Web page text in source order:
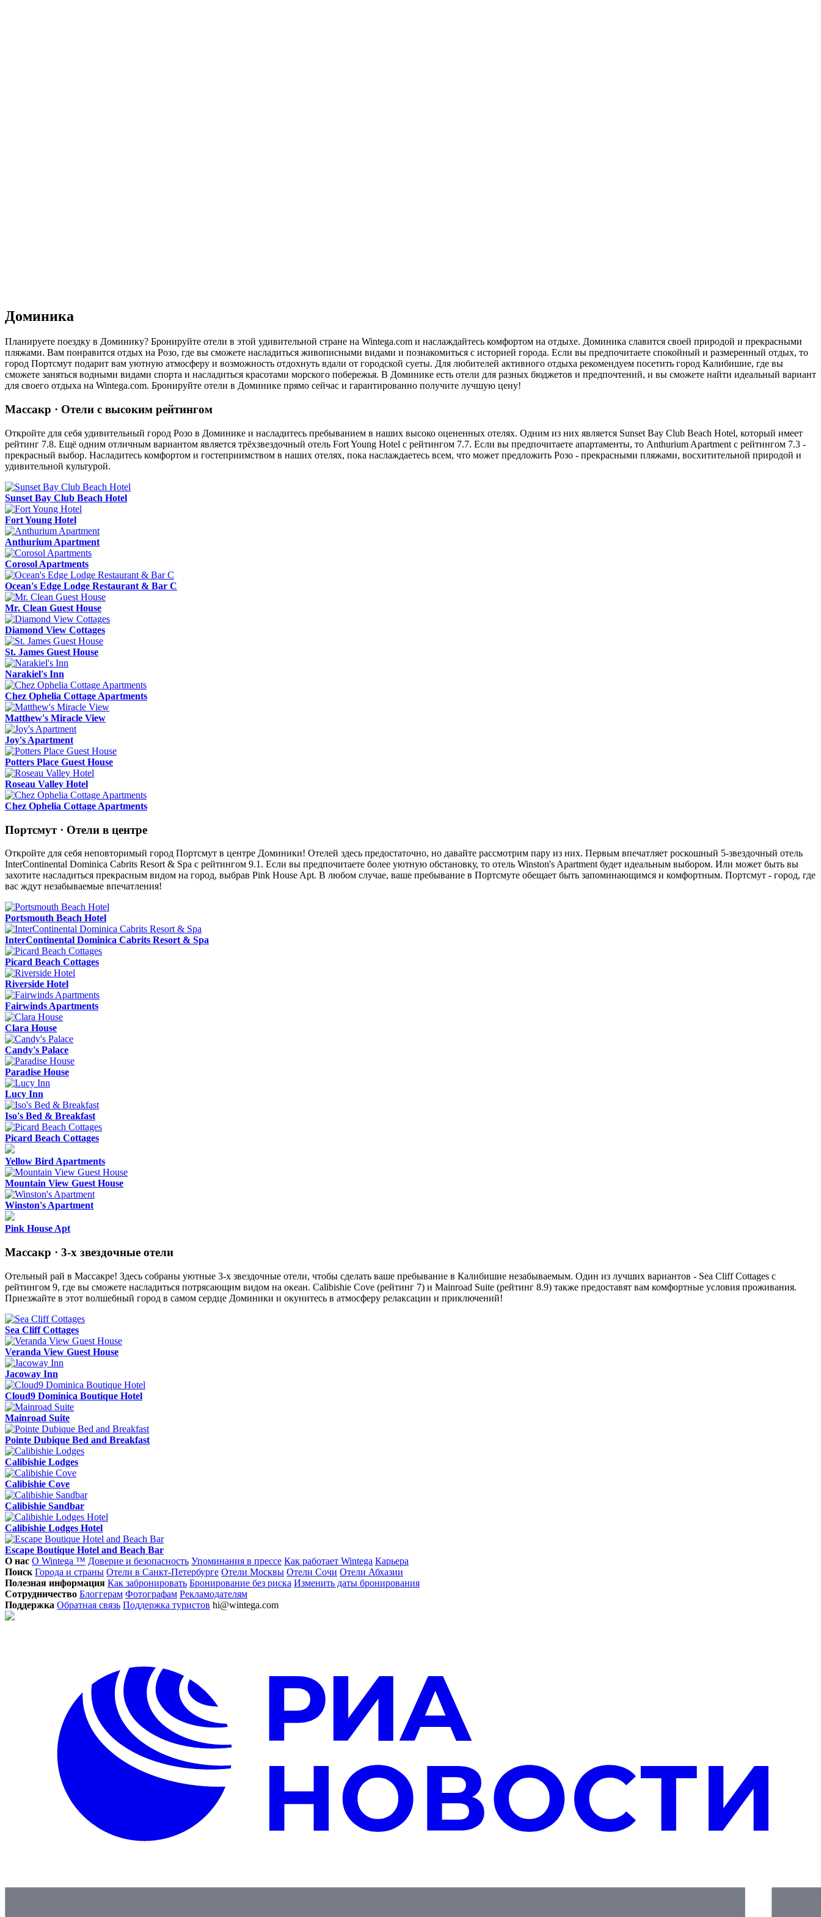
Доминика
Планируете поездку в Доминику? Бронируйте отели в этой удивительной стране на Wintega.com и наслаждайтесь комфортом на отдыхе. Доминика славится своей природой и прекрасными
пляжами. Вам понравится отдых на Розо, где вы сможете насладиться живописными видами и познакомиться с историей города. Если вы предпочитаете спокойный и размеренный отдых, то
город Портсмут подарит вам уютную атмосферу и возможность отдохнуть вдали от городской суеты. Для любителей активного отдыха рекомендуем посетить город Калибишие, где вы
сможете заняться водными видами спорта и насладиться красотами морского побережья. В Доминике есть отели для разных бюджетов и предпочтений, и вы сможете найти идеальный вариант
для своего отдыха на Wintega.com. Бронируйте отели в Доминике прямо сейчас и гарантированно получите лучшую цену!
Массакр · Отели с высоким рейтингом
Откройте для себя удивительный город Розо в Доминике и насладитесь пребыванием в наших высоко оцененных отелях. Одним из них является Sunset Bay Club Beach Hotel, который имеет
рейтинг 7.8. Ещё одним отличным вариантом является трёхзвездочный отель Fort Young Hotel с рейтингом 7.7. Если вы предпочитаете апартаменты, то Anthurium Apartment с рейтингом 7.3 -
прекрасный выбор. Насладитесь комфортом и гостеприимством в наших отелях, пока наслаждаетесь всем, что может предложить Розо - прекрасными пляжами, восхитительной природой и
удивительной культурой.
Sunset Bay Club Beach Hotel
Fort Young Hotel
Anthurium Apartment
Corosol Apartments
Ocean's Edge Lodge Restaurant & Bar C
Mr. Clean Guest House
Diamond View Cottages
St. James Guest House
Narakiel's Inn
Chez Ophelia Cottage Apartments
Matthew's Miracle View
Joy's Apartment
Potters Place Guest House
Roseau Valley Hotel
Chez Ophelia Cottage Apartments
Портсмут · Отели в центре
Откройте для себя неповторимый город Портсмут в центре Доминики! Отелей здесь предостаточно, но давайте рассмотрим пару из них. Первым впечатляет роскошный 5-звездочный отель
InterContinental Dominica Cabrits Resort & Spa с рейтингом 9.1. Если вы предпочитаете более уютную обстановку, то отель Winston's Apartment будет идеальным выбором. Или может быть вы
захотите насладиться прекрасным видом на город, выбрав Pink House Apt. В любом случае, ваше пребывание в Портсмуте обещает быть запоминающимся и комфортным. Портсмут - город, где
вас ждут незабываемые впечатления!
Portsmouth Beach Hotel
InterContinental Dominica Cabrits Resort & Spa
Picard Beach Cottages
Riverside Hotel
Fairwinds Apartments
Clara House
Candy's Palace
Paradise House
Lucy Inn
Iso's Bed & Breakfast
Picard Beach Cottages
Yellow Bird Apartments
Mountain View Guest House
Winston's Apartment
Pink House Apt
Массакр · 3-х звездочные отели
Отельный рай в Массакре! Здесь собраны уютные 3-х звездочные отели, чтобы сделать ваше пребывание в Калибишие незабываемым. Один из лучших вариантов - Sea Cliff Cottages с
рейтингом 9, где вы сможете насладиться потрясающим видом на океан. Calibishie Cove (рейтинг 7) и Mainroad Suite (рейтинг 8.9) также предоставят вам комфортные условия проживания.
Приезжайте в этот волшебный город в самом сердце Доминики и окунитесь в атмосферу релаксации и приключений!
Sea Cliff Cottages
Veranda View Guest House
Jacoway Inn
Cloud9 Dominica Boutique Hotel
Mainroad Suite
Pointe Dubique Bed and Breakfast
Calibishie Lodges
Calibishie Cove
Calibishie Sandbar
Calibishie Lodges Hotel
Escape Boutique Hotel and Beach Bar
О нас О Wintega ™ Доверие и безопасность Упоминания в прессе Как работает Wintega Карьера
Поиск Города и страны Отели в Санкт-Петербурге Отели Москвы Отели Сочи Отели Абхазии
Полезная информация Как забронировать Бронирование без риска Изменить даты бронирования
Сотрудничество Блоггерам Фотографам Рекламодателям
Поддержка Обратная связь Поддержка туристов hi@wintega.com